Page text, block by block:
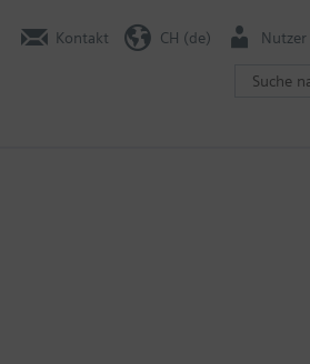
Kontakt CH (de) Nutzer